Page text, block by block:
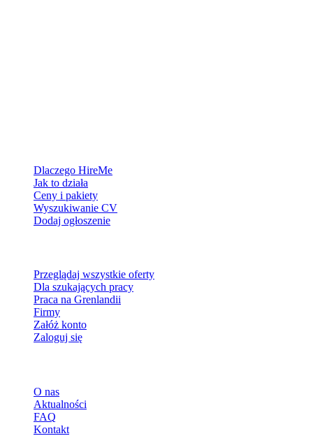
Dlaczego HireMe
Jak to działa
Ceny i pakiety
Wyszukiwanie CV
Dodaj ogłoszenie
Przeglądaj wszystkie oferty
Dla szukających pracy
Praca na Grenlandii
Firmy
Załóż konto
Zaloguj się
O nas
Aktualności
FAQ
Kontakt